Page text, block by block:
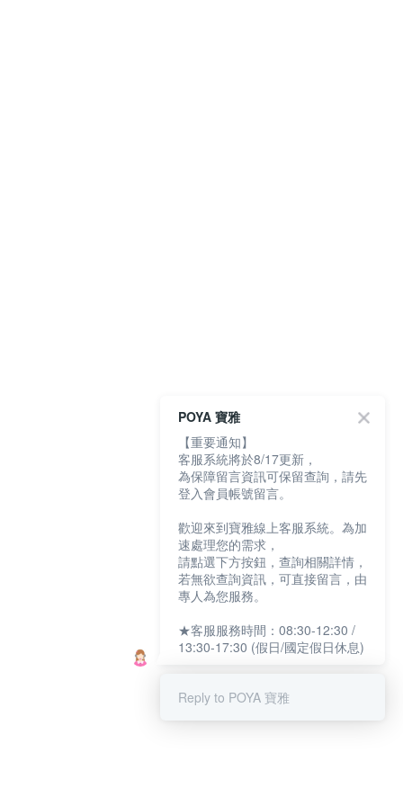
POYA 寶雅
【重要通知】
客服系統將於8/17更新，
為保障留言資訊可保留查詢，請先
登入會員帳號留言。
歡迎來到寶雅線上客服系統。為加
速處理您的需求，
請點選下方按鈕，查詢相關詳情，
若無欲查詢資訊，可直接留言，由
專人為您服務。
★客服服務時間：08:30-12:30 /
13:30-17:30 (假日/國定假日休息)
Reply to POYA 寶雅